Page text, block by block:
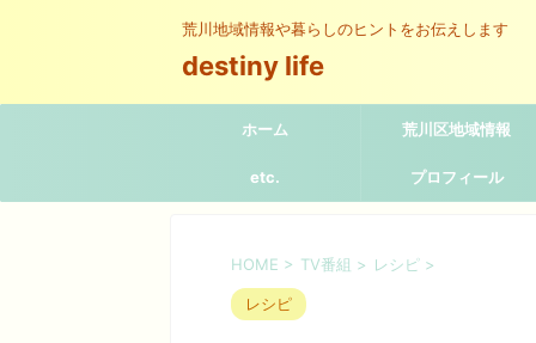
荒川地域情報や暮らしのヒントをお伝えします
destiny life
ホーム 荒川区地域情報
etc. プロフィール
HOME > TV番組 > レシピ >
レシピ